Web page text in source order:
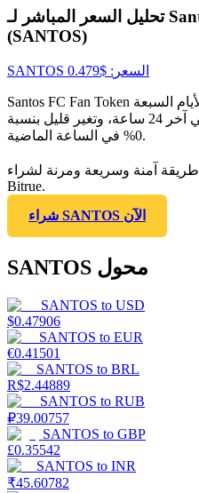
تحليل السعر المباشر لـ Santos FC Fan Token
(SANTOS)
SANTOS السعر : $
0.479
Santos FC Fan Token أعلى بنسبة 1.91% خلال الأيام السبعة
الماضية، أعلى بنسبة 0.84% في آخر 24 ساعة، وتغير قليل بنسبة
0% في الساعة الماضية.
طريقة آمنة وسريعة ومرنة لشراء Santos FC Fan Token على
Bitrue.
شراء SANTOS الآن
SANTOS محول
SANTOS to USD
$0.47906
SANTOS to EUR
€0.41501
SANTOS to BRL
R$2.44889
SANTOS to RUB
₽39.00757
SANTOS to GBP
£0.35542
SANTOS to INR
₹45.60782